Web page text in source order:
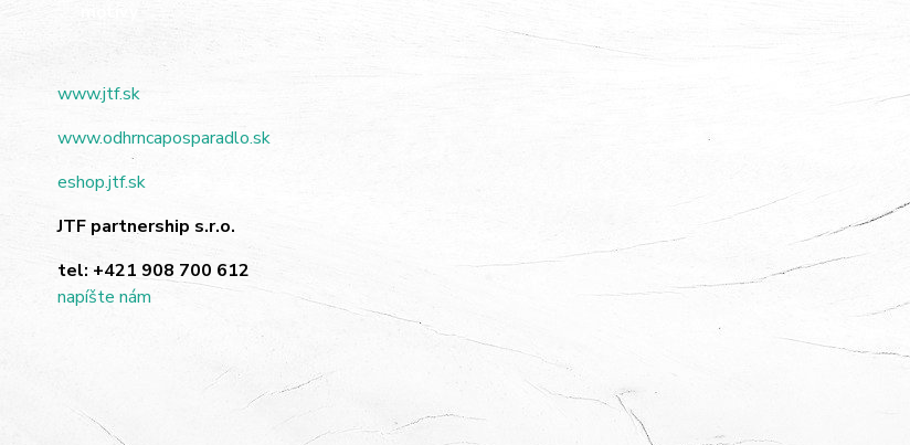
www.jtf.sk
www.odhrncaposparadlo.sk
eshop.jtf.sk
JTF partnership s.r.o.
tel: +421 908 700 612
napíšte nám